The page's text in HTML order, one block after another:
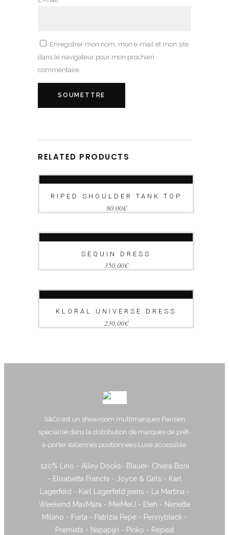
Enregistrer mon nom, mon e-mail et mon site
dans le navigateur pour mon prochain
commentaire.
RELATED PRODUCTS
RIPED SHOULDER TANK TOP
80,00€
SEQUIN DRESS
350,00€
KLORAL UNIVERSE DRESS
230,00€
S&Co est un showroom multimarques Parisien
spécialisé dans la distribution de marques de prêt-
à-porter italiennes positionnées Luxe accessible.
120% Lino - Alley Docks- Blauer- Chiara Boni
- Elisabetta Franchi - Joyce & Girls - Karl
Lagerfeld - Karl Lagerfeld jeans - La Martina -
Weekend MaxMara - MeiMeiJ - Eleh - Nenette
Milano - Furla - Patrizia Pepe - Pennyblack -
Premiata - Napapijri - Pinko - Repeat